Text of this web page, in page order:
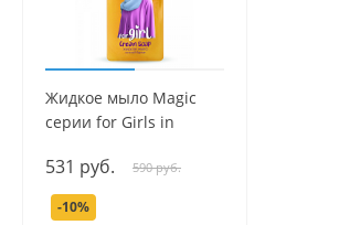
Жидкое мыло Magic
серии for Girls in
531 руб. 590 руб.
-10%